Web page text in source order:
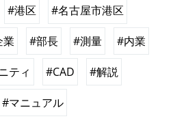
#港区 #名古屋市港区
業 #部長 #測量 #内業
ティ #CAD #解説
#マニュアル